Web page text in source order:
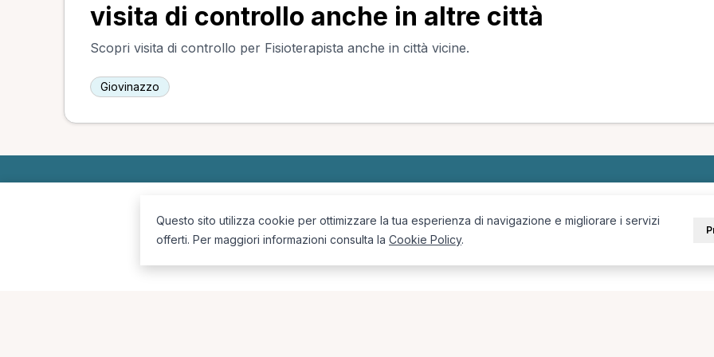
visita di controllo anche in altre città
Scopri visita di controllo per Fisioterapista anche in città vicine.
Giovinazzo
La piattaforma per trovare il terapista giusto, vicino a te.
Sei un paziente?
Blog
Questo sito utilizza cookie per ottimizzare la tua esperienza di navigazione e migliorare i servizi
offerti. Per maggiori informazioni consulta la Cookie Policy.